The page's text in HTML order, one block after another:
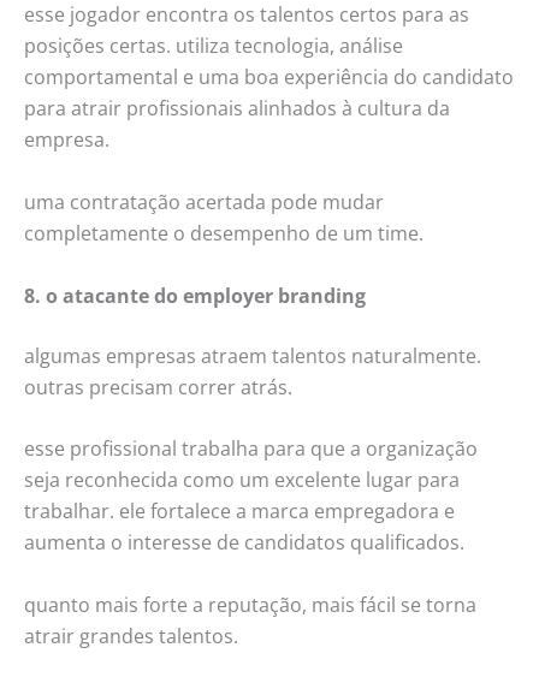
esse jogador encontra os talentos certos para as
posições certas. utiliza tecnologia, análise
comportamental e uma boa experiência do candidato
para atrair profissionais alinhados à cultura da
empresa.
uma contratação acertada pode mudar
completamente o desempenho de um time.
8. o atacante do employer branding
algumas empresas atraem talentos naturalmente.
outras precisam correr atrás.
esse profissional trabalha para que a organização
seja reconhecida como um excelente lugar para
trabalhar. ele fortalece a marca empregadora e
aumenta o interesse de candidatos qualificados.
quanto mais forte a reputação, mais fácil se torna
atrair grandes talentos.